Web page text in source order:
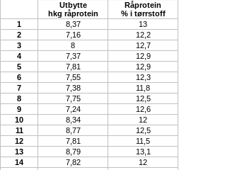
Utbytte
hkg råprotein
Råprotein
% i tørrstoff
1
8,37
13
2
7,16
12,2
3
8
12,7
4
7,37
12,9
5
7,81
12,9
6
7,55
12,3
7
7,38
11,8
8
7,75
12,5
9
7,24
12,6
10
8,34
12
11
8,77
12,5
12
7,81
11,5
13
8,79
13,1
14
7,82
12